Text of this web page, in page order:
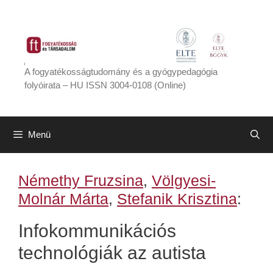
tartalomba
A fogyatékosságtudomány és a gyógypedagógia
folyóirata – HU ISSN 3004-0108 (Online)
Menü
Némethy Fruzsina, Völgyesi-
Molnár Márta, Stefanik Krisztina:
Infokommunikációs
technológiák az autista